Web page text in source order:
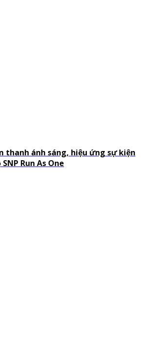
thanh ánh sáng, hiệu ứng sự kiện
Run As One